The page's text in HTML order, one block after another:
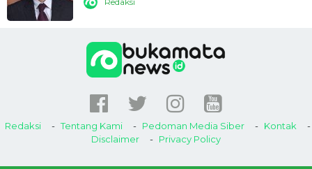
Redaksi Tentang Kami Pedoman Media Siber
Kontak
Disclaimer
Privacy Policy